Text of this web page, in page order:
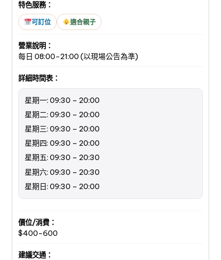
特色服務：
可訂位 適合親子
營業說明：
每日 08:00-21:00 (以現場公告為準)
詳細時間表：
星期一: 09:30 – 20:00
星期二: 09:30 – 20:00
星期三: 09:30 – 20:00
星期四: 09:30 – 20:00
星期五: 09:30 – 20:30
星期六: 09:30 – 20:30
星期日: 09:30 – 20:00
價位/消費：
$400-600
建議交通：